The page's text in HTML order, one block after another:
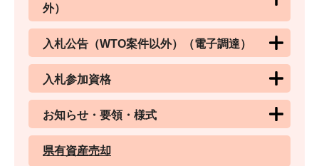
外）
入札公告（WTO案件以外）（電子調達）
入札参加資格
お知らせ・要領・様式
県有資産売却